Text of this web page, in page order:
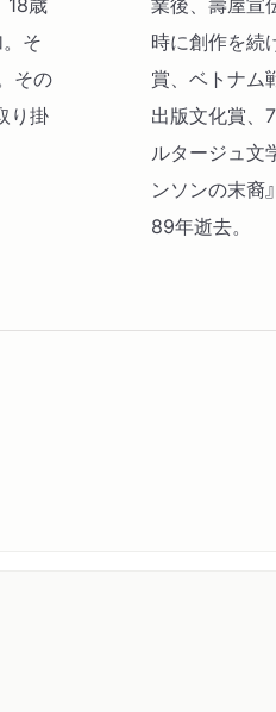
そ
その
り掛
時に創作を続
賞、ベトナム
出版文化賞、
ルタージュ文
ンソンの末裔
89年逝去。